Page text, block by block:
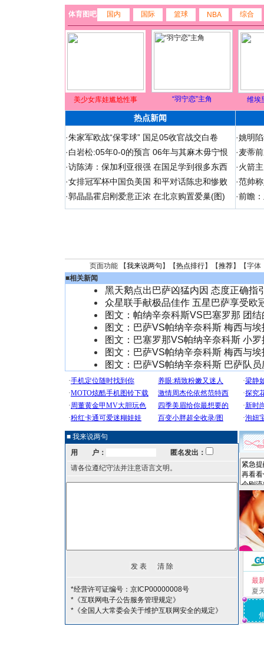
体育图吧 国内 国际 篮球 NBA 综合
美少女库娃尴尬性事 “羽宁恋”主角 维埃
热点新闻
·朱家军欧战“保零球” 国足05收官战交白卷
·白岩松:05年0-0的预言 06年与其麻木毋宁恨
·访陈涛：保加利亚很强 在国足学到很多东西
·女排冠军杯中国负美国 和平对话陈忠和惨败
·郭晶晶霍启刚爱意正浓 在北京购置爱巢(图)
·姚明
·麦蒂
·火箭
·范帅
·前瞻
页面功能 【我来说两句 】【热点排行】【推荐】【字体
■相关新闻
黑天鹅点出巴萨凶猛内因 态度正确指
众星联手献极品佳作 五星巴萨享受欧
图文：帕纳辛奈科斯VS巴塞罗那 团结
图文：巴萨VS帕纳辛奈科斯 梅西与
图文：巴塞罗那VS帕纳辛奈科斯 小
图文：巴萨VS帕纳辛奈科斯 梅西与
图文：巴萨VS帕纳辛奈科斯 巴萨队
■ 我来说两句
用 户：
匿名发出：
请各位遵纪守法并注意语言文明。
*经营许可证编号：京ICP00000008号
*《互联网电子公告服务管理规定》
*《全国人大常委会关于维护互联网安全的规定》
最
夏